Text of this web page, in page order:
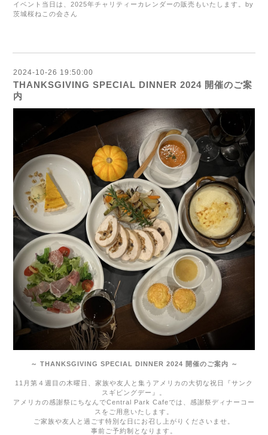
イベント当日は、2025年チャリティーカレンダーの販売もいたします。by
茨城桜ねこの会さん
2024-10-26 19:50:00
THANKSGIVING SPECIAL DINNER 2024 開催のご案
内
～ THANKSGIVING SPECIAL DINNER 2024 開催のご案内 ～
11 月第４週目の木曜日、家族や友人と集うアメリカの大切な祝日『サンク
スギビングデー』。
アメリカの感謝祭にちなんでCentral Park Cafeでは、感謝祭ディナーコー
スをご用意いたします。
ご家族や友人と過ごす特別な日にお召し上がりくださいませ。
事前ご予約制となります。